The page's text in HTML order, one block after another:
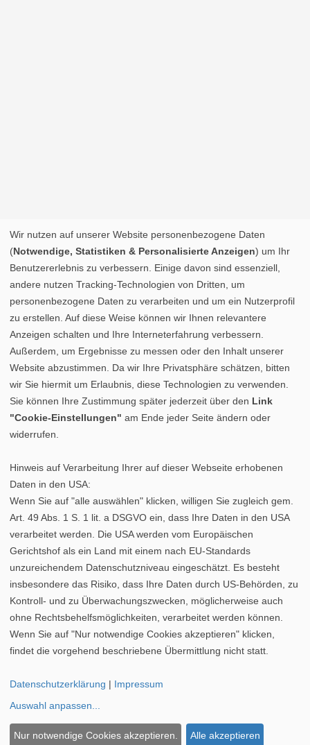
Datenschutz | Cookie-Einstellungen |
Impressum
©vipex.de
Pollenkarte Thüringen
Pollenkarte Sachsen-Anhalt
Pollenvorhersage Städte
Wir nutzen auf unserer Website personenbezogene Daten
(Notwendige, Statistiken & Personalisierte Anzeigen) um Ihr
Benutzererlebnis zu verbessern. Einige davon sind essenziell,
andere nutzen Tracking-Technologien von Dritten, um
personenbezogene Daten zu verarbeiten und um ein Nutzerprofil
zu erstellen. Auf diese Weise können wir Ihnen relevantere
Anzeigen schalten und Ihre Interneterfahrung verbessern.
Außerdem, um Ergebnisse zu messen oder den Inhalt unserer
Website abzustimmen. Da wir Ihre Privatsphäre schätzen, bitten
wir Sie hiermit um Erlaubnis, diese Technologien zu verwenden.
Sie können Ihre Zustimmung später jederzeit über den Link
"Cookie-Einstellungen" am Ende jeder Seite ändern oder
widerrufen.
Hinweis auf Verarbeitung Ihrer auf dieser Webseite erhobenen
Daten in den USA:
Wenn Sie auf "alle auswählen" klicken, willigen Sie zugleich gem.
Art. 49 Abs. 1 S. 1 lit. a DSGVO ein, dass Ihre Daten in den USA
verarbeitet werden. Die USA werden vom Europäischen
Gerichtshof als ein Land mit einem nach EU-Standards
unzureichendem Datenschutzniveau eingeschätzt. Es besteht
insbesondere das Risiko, dass Ihre Daten durch US-Behörden, zu
Kontroll- und zu Überwachungszwecken, möglicherweise auch
ohne Rechtsbehelfsmöglichkeiten, verarbeitet werden können.
Wenn Sie auf "Nur notwendige Cookies akzeptieren" klicken,
findet die vorgehend beschriebene Übermittlung nicht statt.
Datenschutzerklärung | Impressum
Auswahl anpassen
Nur notwendige Cookies akzeptieren. Alle akzeptieren